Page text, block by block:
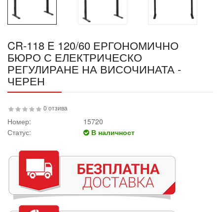
CR-118 E 120/60 ЕРГОНОМИЧНО
БЮРО С ЕЛЕКТРИЧЕСКО
РЕГУЛИРАНЕ НА ВИСОЧИНАТА -
ЧЕРЕН
0 отзива
Номер:
15720
Статус:
В наличност